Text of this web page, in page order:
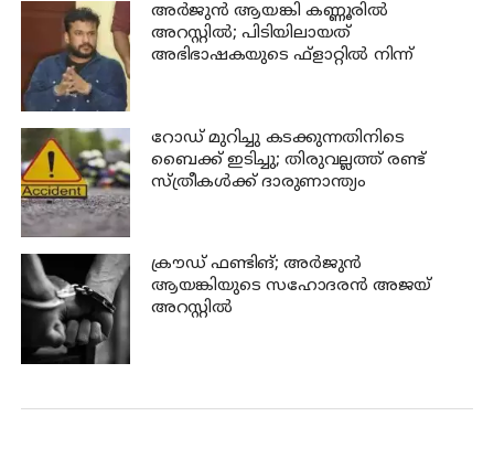
അര്‍ജുന്‍ ആയങ്കി കണ്ണൂരില്‍
അറസ്റ്റില്‍; പിടിയിലായത്
അഭിഭാഷകയുടെ ഫ്‌ളാറ്റില്‍ നിന്ന്
റോഡ് മുറിച്ചു കടക്കുന്നതിനിടെ
ബൈക്ക് ഇടിച്ചു; തിരുവല്ലത്ത് രണ്ട്
സ്ത്രീകള്‍ക്ക് ദാരുണാന്ത്യം
ക്രൗഡ് ഫണ്ടിങ്; അര്‍ജുന്‍
ആയങ്കിയുടെ സഹോദരന്‍ അജയ്
അറസ്റ്റില്‍